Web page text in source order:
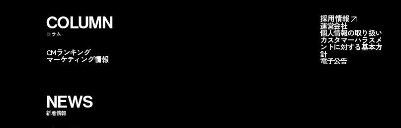
無料コストカット
COLUMN
コラム
CMランキング
マーケティング情報
NEWS
新着情報
採用情報
運営会社
個人情報の取り扱い
カスタマーハラスメ
ントに対する基本方
針
電子公告